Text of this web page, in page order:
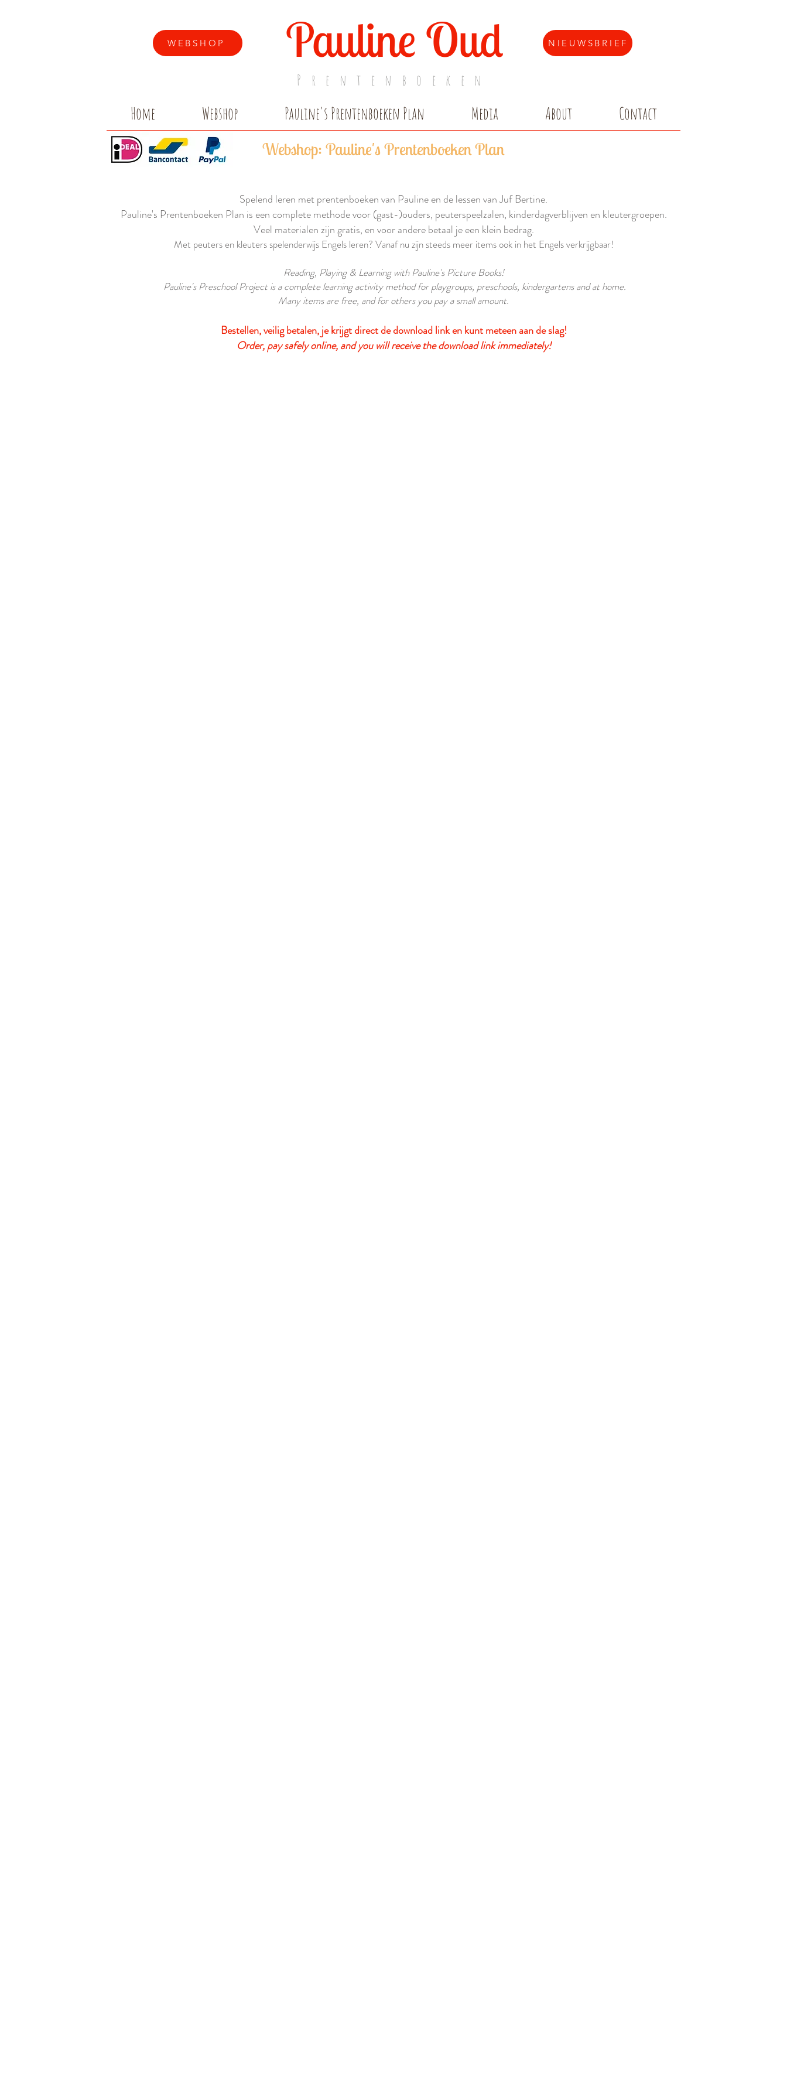
Pauline Oud NIEUWSBRIEF
WEBSHOP
Prentenboeken
Home Webshop Pauline's Prentenboeken Plan Media About
Contact
Webshop: Pauline's Prentenboeken Plan
Spelend leren met prentenboeken van Pauline en de lessen van Juf Bertine.
Pauline's Prentenboeken Plan is een complete methode voor (gast-)ouders, peuterspeelzalen, kinderdagverblijven en kleutergroepen.
Veel materialen zijn gratis, en voor andere betaal je een klein bedrag.
Met peuters en kleuters spelenderwijs Engels leren? Vanaf nu zijn steeds meer items ook in het Engels verkrijgbaar!
Reading, Playing & Learning with Pauline's Picture Books!
Pauline's Preschool Project is a complete learning activity method for playgroups, preschools, kindergartens and at home.
Many items are free, and for others you pay a small amount.
Bestellen, veilig betalen, je krijgt direct de download link en kunt meteen aan de slag!
Order, pay safely online, and you will receive the download link immediately!